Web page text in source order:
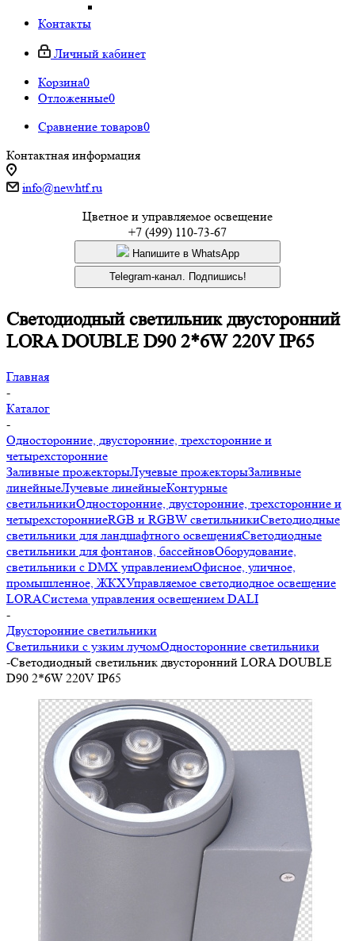
Контакты
Личный кабинет
Корзина0
Отложенные0
Сравнение товаров0
Контактная информация
info@newhtf.ru
Цветное и управляемое освещение
+7 (499) 110-73-67
Напишите в WhatsApp
Telegram-канал. Подпишись!
Светодиодный светильник двусторонний
LORA DOUBLE D90 2*6W 220V IP65
Главная
-
Каталог
-
Односторонние, двусторонние, трехсторонние и
четырехсторонние
Заливные прожекторыЛучевые прожекторыЗаливные
линейныеЛучевые линейныеКонтурные
светильникиОдносторонние, двусторонние, трехсторонние и
четырехсторонниеRGB и RGBW светильникиСветодиодные
светильники для ландшафтного освещенияСветодиодные
светильники для фонтанов, бассейновОборудование,
светильники с DMX управлениемОфисное, уличное,
промышленное, ЖКХУправляемое светодиодное освещение
LORAСистема управления освещением DALI
-
Двусторонние светильники
Светильники с узким лучомОдносторонние светильники
-Светодиодный светильник двусторонний LORA DOUBLE
D90 2*6W 220V IP65